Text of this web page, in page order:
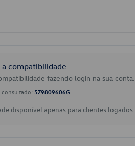
compatibilidade
fazendo login na sua conta.
5Z9809606G
disponível apenas para clientes logados.